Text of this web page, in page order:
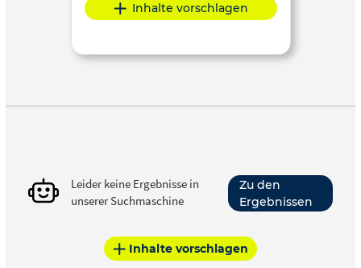
Inhalte vorschlagen
Leider keine Ergebnisse in
unserer Suchmaschine
Zu den
Ergebnissen
Inhalte vorschlagen